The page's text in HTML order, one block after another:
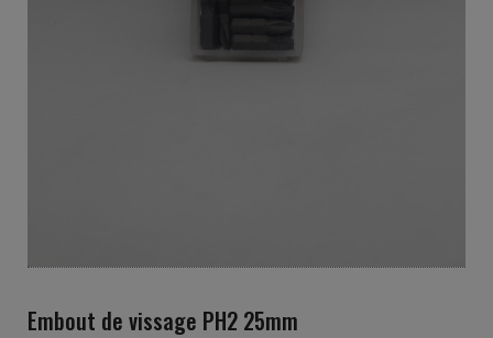
Embout de vissage PH2 25mm